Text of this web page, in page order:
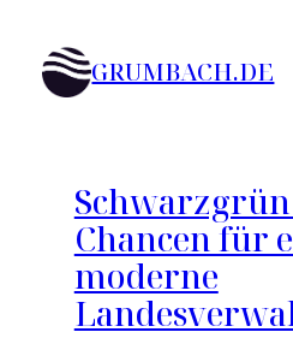
Inhalt
springen GRUMBACH.DE
Chancen für
moderne